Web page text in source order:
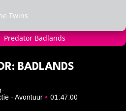
Predator Badlands
BADLANDS
- Avontuur • 01:47:00